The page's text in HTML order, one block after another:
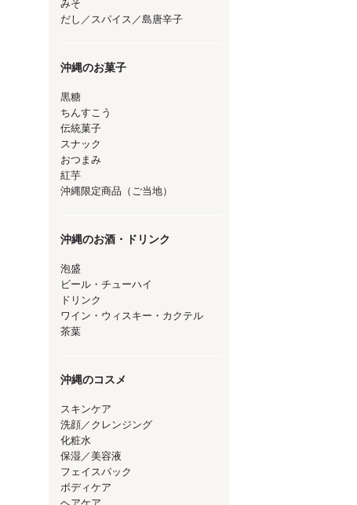
みそ
だし／スパイス／島唐辛子
沖縄のお菓子
黒糖
ちんすこう
伝統菓子
スナック
おつまみ
紅芋
沖縄限定商品（ご当地）
沖縄のお酒・ドリンク
泡盛
ビール・チューハイ
ドリンク
ワイン・ウィスキー・カクテル
茶葉
沖縄のコスメ
スキンケア
洗顔／クレンジング
化粧水
保湿／美容液
フェイスパック
ボディケア